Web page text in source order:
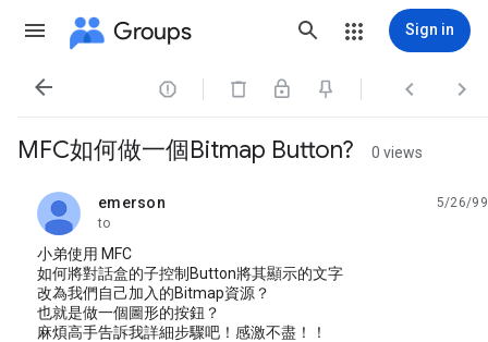
Groups Sign in
   
MFC如何做一個Bitmap Button? 0 views
emerson
unread,
5/26/99
to
小弟使用 MFC
如何將對話盒的子控制Button將其顯示的文字
改為我們自己加入的Bitmap資源？
也就是做一個圖形的按鈕？
麻煩高手告訴我詳細步驟吧！感激不盡！！